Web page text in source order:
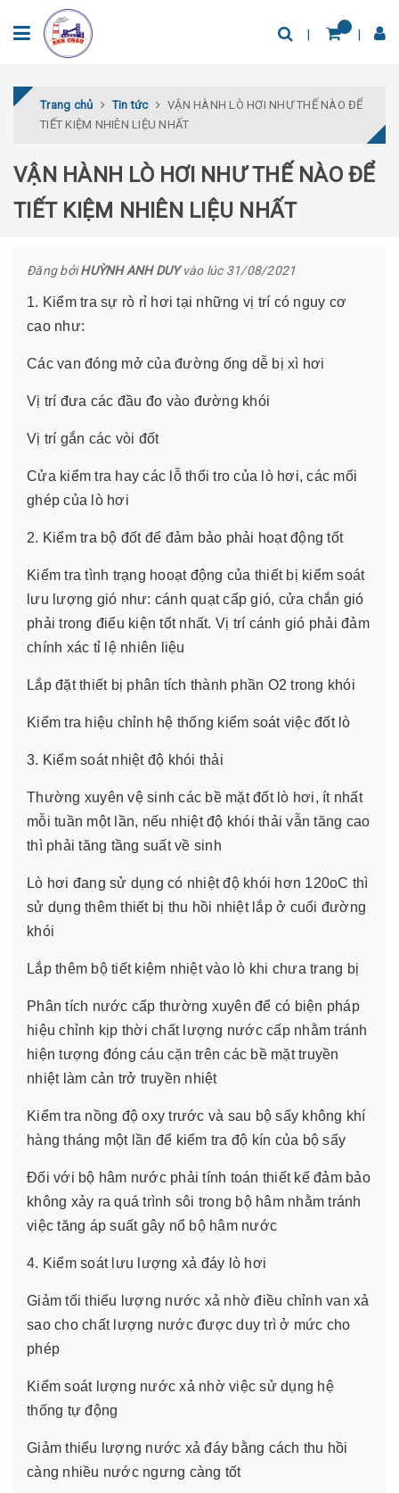
Trang chủ Tin tức
VẬN HÀNH LÒ HƠI NHƯ THẾ NÀO ĐỂ
TIẾT KIỆM NHIÊN LIỆU NHẤT
VẬN HÀNH LÒ HƠI NHƯ THẾ NÀO ĐỂ
TIẾT KIỆM NHIÊN LIỆU NHẤT
Đăng bởiHUỲNH ANH DUYvào lúc 31/08/2021
1. Kiểm tra sự rò rỉ hơi tại những vị trí có nguy cơ
cao như:
Các van đóng mở của đường ống dễ bị xì hơi
Vị trí đưa các đầu đo vào đường khói
Vị trí gắn các vòi đốt
Cửa kiểm tra hay các lỗ thổi tro của lò hơi, các mối
ghép của lò hơi
2. Kiểm tra bộ đốt để đảm bảo phải hoạt động tốt
Kiểm tra tình trạng hooạt động của thiết bị kiểm soát
lưu lượng gió như: cánh quạt cấp gió, cửa chắn gió
phải trong điểu kiện tốt nhất. Vị trí cánh gió phải đảm
chính xác tỉ lệ nhiên liệu
Lắp đặt thiết bị phân tích thành phần O2 trong khói
Kiểm tra hiệu chỉnh hệ thống kiểm soát việc đốt lò
3. Kiểm soát nhiệt độ khói thải
Thường xuyên vệ sinh các bề mặt đốt lò hơi, ít nhất
mỗi tuần một lần, nếu nhiệt độ khói thải vẫn tăng cao
thì phải tăng tầng suất về sinh
Lò hơi đang sử dụng có nhiệt độ khói hơn 120oC thì
sử dụng thêm thiết bị thu hồi nhiệt lắp ở cuối đường
khói
Lắp thêm bộ tiết kiệm nhiệt vào lò khi chưa trang bị
Phân tích nước cấp thường xuyên để có biện pháp
hiệu chỉnh kịp thời chất lượng nước cấp nhằm tránh
hiện tượng đóng cáu cặn trên các bề mặt truyền
nhiệt làm cản trở truyền nhiệt
Kiểm tra nồng độ oxy trước và sau bộ sấy không khí
hàng tháng một lần để kiểm tra độ kín của bộ sấy
Đối với bộ hâm nước phải tính toán thiết kế đảm bảo
không xảy ra quá trình sôi trong bộ hâm nhằm tránh
việc tăng áp suất gây nổ bộ hâm nước
4. Kiểm soát lưu lượng xả đáy lò hơi
Giảm tối thiểu lượng nước xả nhờ điều chỉnh van xả
sao cho chất lượng nước được duy trì ở mức cho
phép
Kiểm soát lượng nước xả nhờ việc sử dụng hệ
thống tự động
Giảm thiểu lượng nước xả đáy bằng cách thu hồi
càng nhiều nước ngưng càng tốt